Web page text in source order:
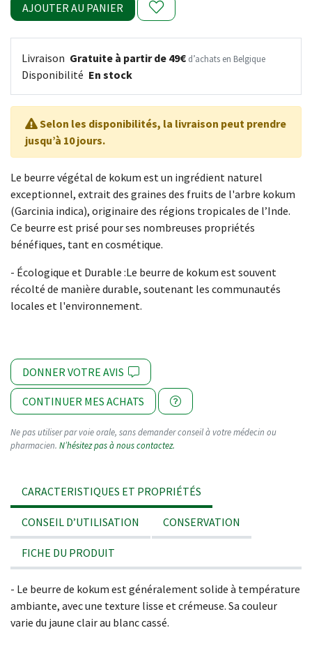
AJOUTER AU PANIER
Livraison Gratuite à partir de 49€ d’achats en Belgique
Disponibilité En stock
Selon les disponibilités, la livraison peut prendre
jusqu’à 10 jours.
Le beurre végétal de kokum est un ingrédient naturel
exceptionnel, extrait des graines des fruits de l'arbre kokum
(Garcinia indica), originaire des régions tropicales de l’Inde.
Ce beurre est prisé pour ses nombreuses propriétés
bénéfiques, tant en cosmétique.
- Écologique et Durable :Le beurre de kokum est souvent
récolté de manière durable, soutenant les communautés
locales et l'environnement.
DONNER VOTRE AVIS
CONTINUER MES ACHATS
Ne pas utiliser par voie orale, sans demander conseil à votre médecin ou
pharmacien. N’hésitez pas à nous contactez.
CARACTERISTIQUES ET PROPRIÉTÉS
CONSEIL D’UTILISATION CONSERVATION
FICHE DU PRODUIT
- Le beurre de kokum est généralement solide à température
ambiante, avec une texture lisse et crémeuse. Sa couleur
varie du jaune clair au blanc cassé.